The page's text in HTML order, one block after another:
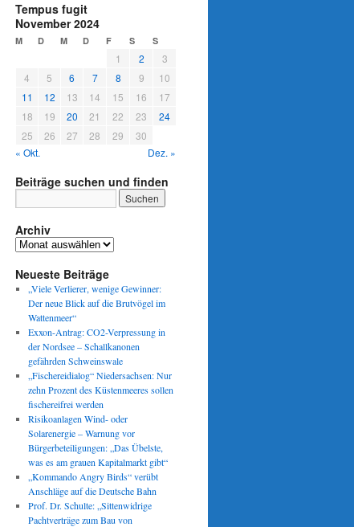
Tempus fugit
November 2024
M D M D F S S
1 2
3
4
5 6 7 8 9
10
11
12 13 14 15 16
17
18
19 20 21 22 23
24
25
26 27 28 29
30
« Okt.
Dez. »
Beiträge suchen und finden
Archiv
Archiv
Neueste Beiträge
„Viele Verlierer, wenige Gewinner:
Der neue Blick auf die Brutvögel im
Wattenmeer“
Exxon-Antrag: CO2-Verpressung in
der Nordsee – Schallkanonen
gefährden Schweinswale
„Fischereidialog“ Niedersachsen: Nur
zehn Prozent des Küstenmeeres sollen
fischereifrei werden
Risikoanlagen Wind- oder
Solarenergie – Warnung vor
Bürgerbeteiligungen: „Das Übelste,
was es am grauen Kapitalmarkt gibt“
„Kommando Angry Birds“ verübt
Anschläge auf die Deutsche Bahn
Prof. Dr. Schulte: „Sittenwidrige
Pachtverträge zum Bau von